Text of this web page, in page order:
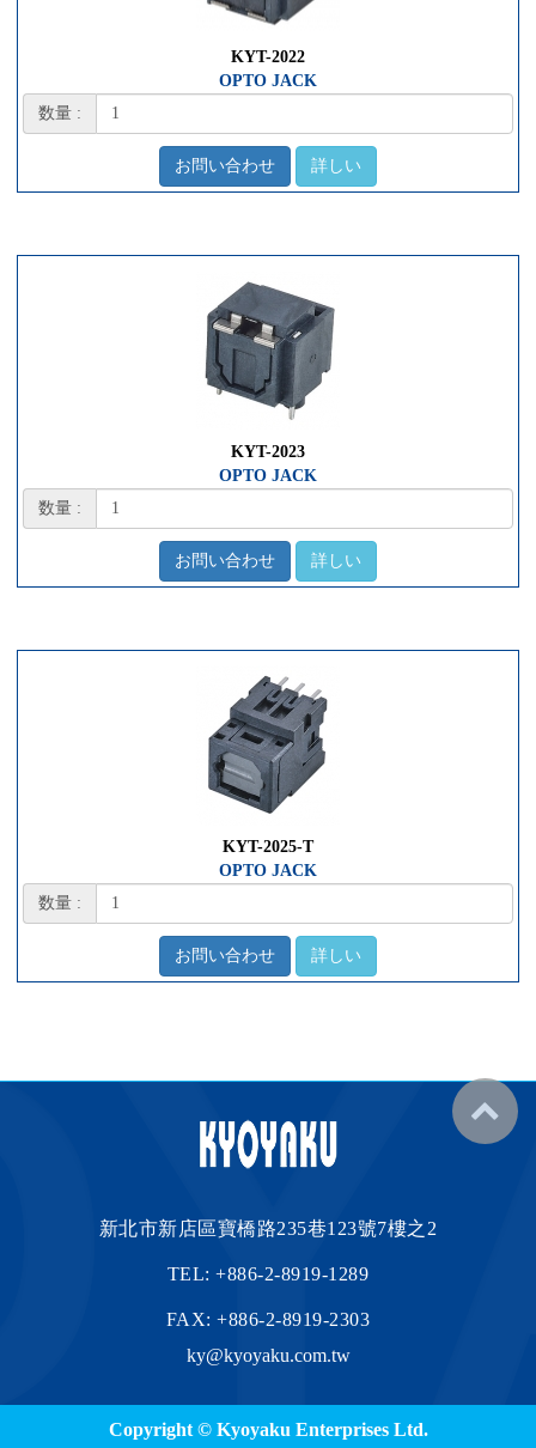
KYT-2022
OPTO JACK
数量 :
お問い合わせ 詳しい
KYT-2023
OPTO JACK
数量 :
お問い合わせ 詳しい
KYT-2025-T
OPTO JACK
数量 :
お問い合わせ 詳しい
新北市新店區寶橋路235巷123號7樓之2
TEL:+886-2-8919-1289
FAX: +886-2-8919-2303
ky@kyoyaku.com.tw
Copyright © Kyoyaku Enterprises Ltd.